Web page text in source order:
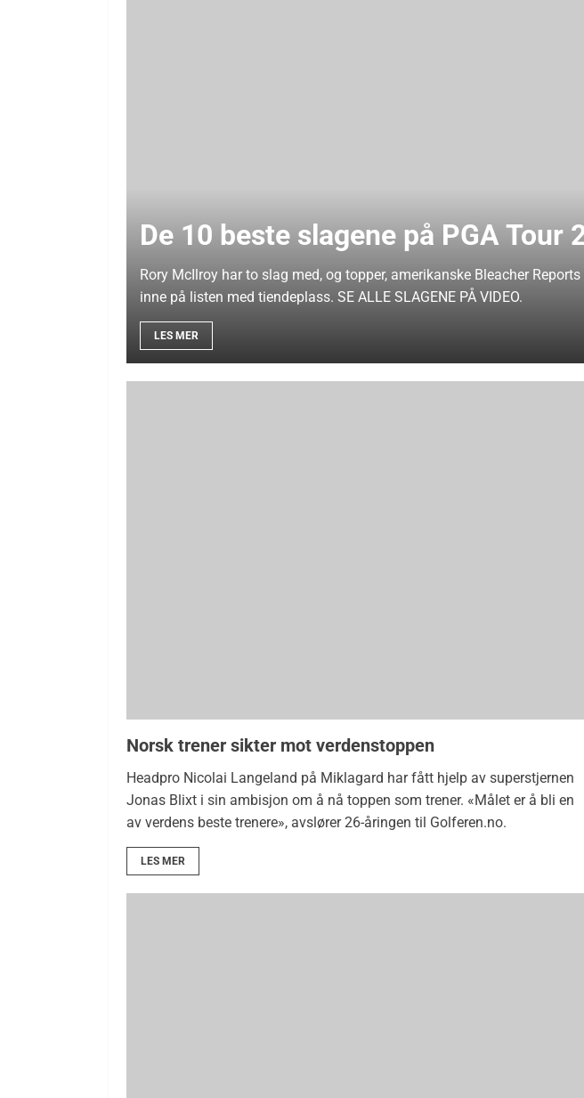
De 10 beste slagene på PGA Tour
Rory McIlroy har to slag med, og topper, amerikanske Bleacher
inne på listen med tiendeplass. SE ALLE SLAGENE PÅ VIDEO.
LES MER
Norsk trener sikter mot verdenstoppen
Headpro Nicolai Langeland på Miklagard har fått hjelp av superstjernen
Jonas Blixt i sin ambisjon om å nå toppen som trener. «Målet er å bli en
av verdens beste trenere», avslører 26-åringen til Golferen.no.
LES MER